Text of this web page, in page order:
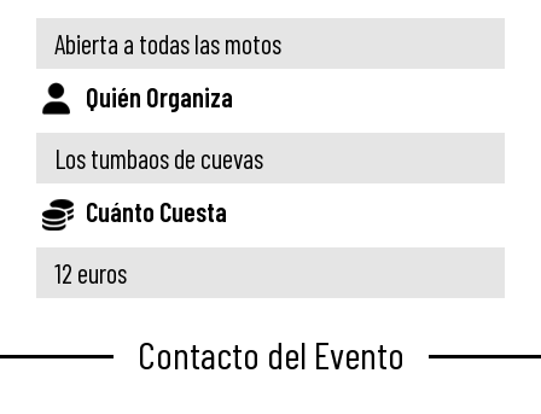
Abierta a todas las motos
Quién Organiza
Los tumbaos de cuevas
Cuánto Cuesta
12 euros
Contacto del Evento